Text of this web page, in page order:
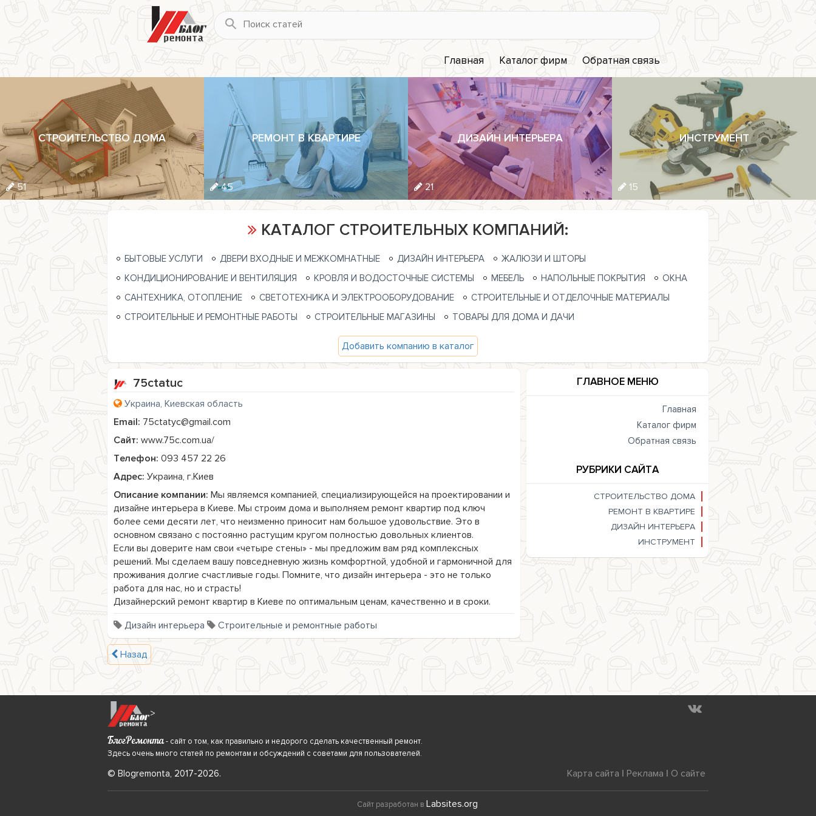
Обратная связь
Каталог фирм
Главная
СТРОИТЕЛЬСТВО ДОМА
51
РЕМОНТ В КВАРТИРЕ
45
ДИЗАЙН ИНТЕРЬЕРА
21
ИНСТРУМЕНТ
15
КАТАЛОГ СТРОИТЕЛЬНЫХ КОМПАНИЙ:
БЫТОВЫЕ УСЛУГИ ДВЕРИ ВХОДНЫЕ И МЕЖКОМНАТНЫЕ ДИЗАЙН ИНТЕРЬЕРА
ЖАЛЮЗИ И ШТОРЫ
КОНДИЦИОНИРОВАНИЕ И ВЕНТИЛЯЦИЯ
КРОВЛЯ И ВОДОСТОЧНЫЕ СИСТЕМЫ МЕБЕЛЬ НАПОЛЬНЫЕ ПОКРЫТИЯ
ОКНА
САНТЕХНИКА, ОТОПЛЕНИЕ
СВЕТОТЕХНИКА И ЭЛЕКТРООБОРУДОВАНИЕ
СТРОИТЕЛЬНЫЕ И ОТДЕЛОЧНЫЕ МАТЕРИАЛЫ
СТРОИТЕЛЬНЫЕ И РЕМОНТНЫЕ РАБОТЫ
СТРОИТЕЛЬНЫЕ МАГАЗИНЫ ТОВАРЫ ДЛЯ ДОМА И ДАЧИ
Добавить компанию в каталог
75ctatuc
Украина, Киевская область
Email: 75ctatyc@gmail.com
Сайт: www.75c.com.ua/
Телефон: 093 457 22 26
Адрес: Украина, г.Киев
Описание компании: Мы являемся компанией, специализирующейся на проектировании и
дизайне интерьера в Киеве. Мы строим дома и выполняем ремонт квартир под ключ
более семи десяти лет, что неизменно приносит нам большое удовольствие. Это в
основном связано с постоянно растущим кругом полностью довольных клиентов.
Если вы доверите нам свои «четыре стены» - мы предложим вам ряд комплексных
решений. Мы сделаем вашу повседневную жизнь комфортной, удобной и гармоничной для
проживания долгие счастливые годы. Помните, что дизайн интерьера - это не только
работа для нас, но и страсть!
Дизайнерский ремонт квартир в Киеве по оптимальным ценам, качественно и в сроки.
Дизайн интерьера
Строительные и ремонтные работы
Назад
ГЛАВНОЕ МЕНЮ
Главная
Каталог фирм
Обратная связь
РУБРИКИ САЙТА
СТРОИТЕЛЬСТВО ДОМА
РЕМОНТ В КВАРТИРЕ
ДИЗАЙН ИНТЕРЬЕРА
ИНСТРУМЕНТ
>
БлогРемонта- сайт о том, как правильно и недорого сделать качественный ремонт.
Здесь очень много статей по ремонтам и обсуждений с советами для пользователей.
© Blogremonta, 2017-2026. Карта сайта | Реклама | О сайте
Сайт разработан в Labsites.org